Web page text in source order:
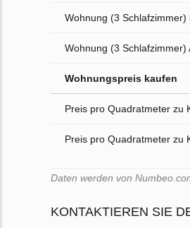
Wohnung (3 Schlafzimmer)
Wohnung (3
Wohnungspreis kaufen
Preis pro Quadratmeter zu
Preis pro Quadratmeter zu
Daten werden von
KONTAKTIEREN SIE